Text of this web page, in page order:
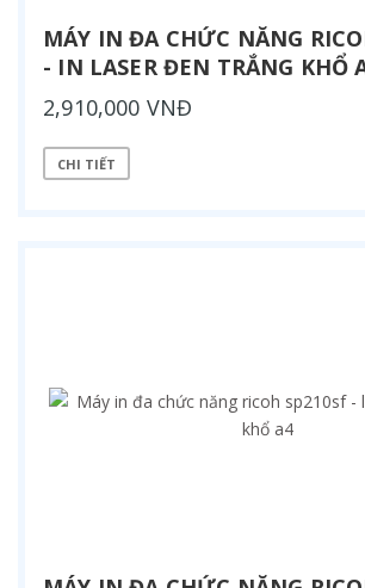
MÁY IN ĐA CHỨC NĂNG
- IN LASER ĐEN TRẮNG KHỔ
2,910,000 VNĐ
CHI TIẾT